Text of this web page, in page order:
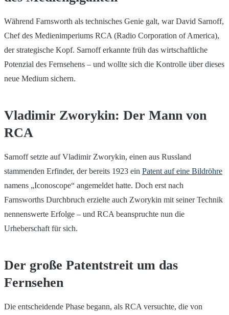
Während Farnsworth als technisches Genie galt, war David Sarnoff,
Chef des Medienimperiums RCA (Radio Corporation of America),
der strategische Kopf. Sarnoff erkannte früh das wirtschaftliche
Potenzial des Fernsehens – und wollte sich die Kontrolle über dieses
neue Medium sichern.
Vladimir Zworykin: Der Mann von
RCA
Sarnoff setzte auf Vladimir Zworykin, einen aus Russland
stammenden Erfinder, der bereits 1923 ein Patent auf eine Bildröhre
namens „Iconoscope“ angemeldet hatte. Doch erst nach
Farnsworths Durchbruch erzielte auch Zworykin mit seiner Technik
nennenswerte Erfolge – und RCA beanspruchte nun die
Urheberschaft für sich.
Der große Patentstreit um das
Fernsehen
Die entscheidende Phase begann, als RCA versuchte, die von